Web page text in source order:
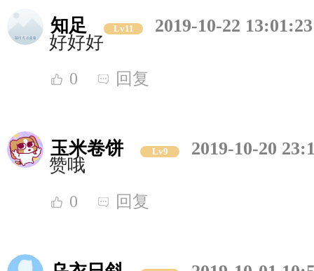
知足 Lv11
2019-10-22 13:01:23
好好好
0 回复
玉米卷饼 Lv9
2019-10-20
赞哦
0 回复